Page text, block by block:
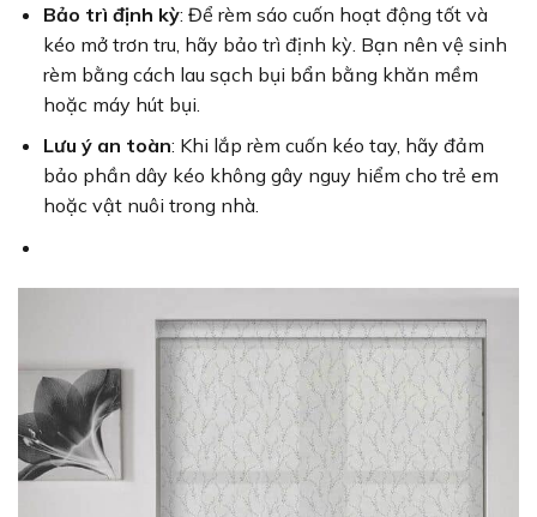
Bảo trì định kỳ: Để rèm sáo cuốn hoạt động tốt và
kéo mở trơn tru, hãy bảo trì định kỳ. Bạn nên vệ sinh
rèm bằng cách lau sạch bụi bẩn bằng khăn mềm
hoặc máy hút bụi.
Lưu ý an toàn: Khi lắp rèm cuốn kéo tay, hãy đảm
bảo phần dây kéo không gây nguy hiểm cho trẻ em
hoặc vật nuôi trong nhà.